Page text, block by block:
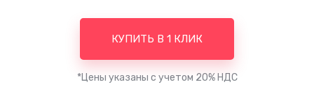
*Цены указаны с учетом 20% НДС
КУПИТЬ В 1 КЛИК